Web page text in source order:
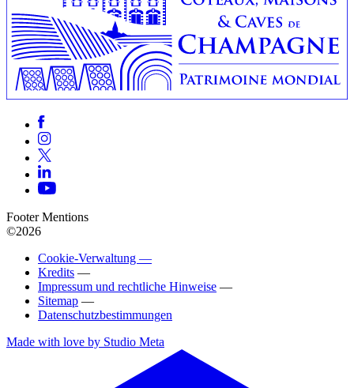
Footer Mentions
©2026
Cookie-Verwaltung —
Kredits —
Impressum und rechtliche Hinweise —
Sitemap —
Datenschutzbestimmungen
Made with love by Studio Meta